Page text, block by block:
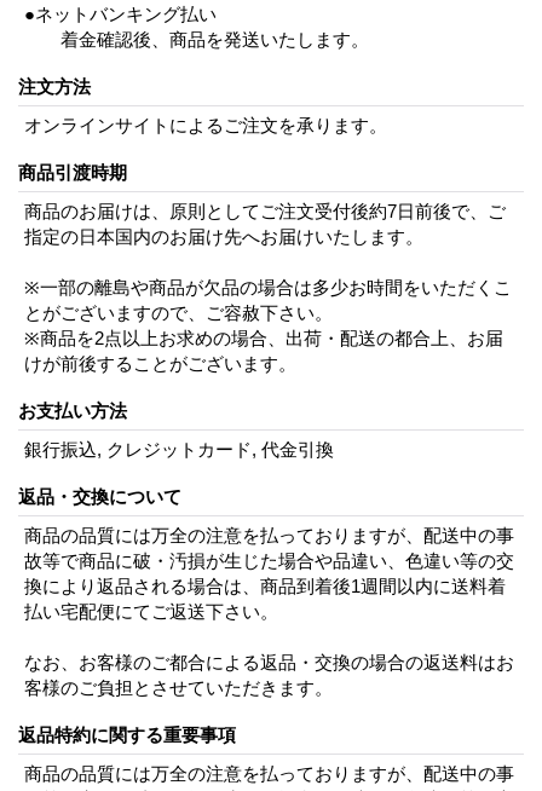
●ネットバンキング払い
着金確認後、商品を発送いたします。
注文方法
オンラインサイトによるご注文を承ります。
商品引渡時期
商品のお届けは、原則としてご注文受付後約7日前後で、ご
指定の日本国内のお届け先へお届けいたします。
※一部の離島や商品が欠品の場合は多少お時間をいただくこ
とがございますので、ご容赦下さい。
※商品を2点以上お求めの場合、出荷・配送の都合上、お届
けが前後することがございます。
お支払い方法
銀行振込, クレジットカード, 代金引換
返品・交換について
商品の品質には万全の注意を払っておりますが、配送中の事
故等で商品に破・汚損が生じた場合や品違い、色違い等の交
換により返品される場合は、商品到着後1週間以内に送料着
払い宅配便にてご返送下さい。
なお、お客様のご都合による返品・交換の場合の返送料はお
客様のご負担とさせていただきます。
返品特約に関する重要事項
商品の品質には万全の注意を払っておりますが、配送中の事